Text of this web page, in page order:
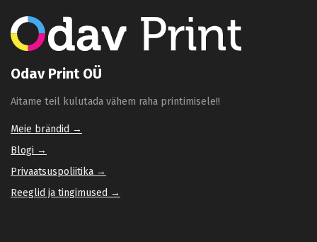
Odav Print OÜ
Aitame teil kulutada vähem raha printimisele!!
Meie brändid →
Blogi →
Privaatsuspoliitika →
Reeglid ja tingimused →